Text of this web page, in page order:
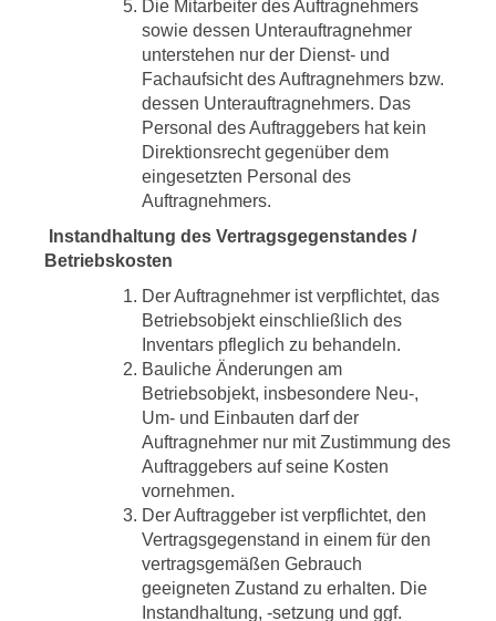
Die Mitarbeiter des Auftragnehmers
sowie dessen Unterauftragnehmer
unterstehen nur der Dienst- und
Fachaufsicht des Auftragnehmers bzw.
dessen Unterauftragnehmers. Das
Personal des Auftraggebers hat kein
Direktionsrecht gegenüber dem
eingesetzten Personal des
Auftragnehmers.
Instandhaltung des Vertragsgegenstandes /
Betriebskosten
Der Auftragnehmer ist verpflichtet, das
Betriebsobjekt einschließlich des
Inventars pfleglich zu behandeln.
Bauliche Änderungen am
Betriebsobjekt, insbesondere Neu-,
Um- und Einbauten darf der
Auftragnehmer nur mit Zustimmung des
Auftraggebers auf seine Kosten
vornehmen.
Der Auftraggeber ist verpflichtet, den
Vertragsgegenstand in einem für den
vertragsgemäßen Gebrauch
geeigneten Zustand zu erhalten. Die
Instandhaltung, -setzung und ggf.